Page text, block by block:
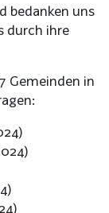
bedanken uns
durch ihre
Gemeinden in